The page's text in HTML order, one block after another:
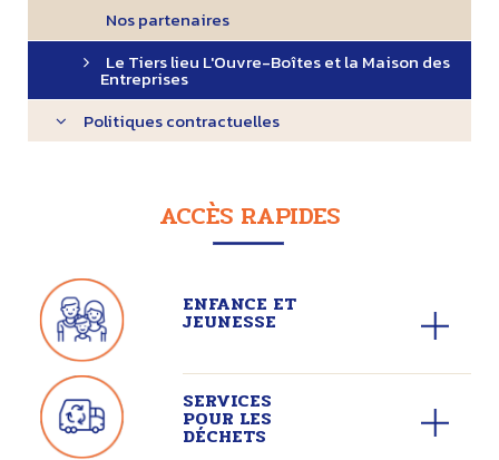
Nos partenaires
Le Tiers lieu L'Ouvre-Boîtes et la Maison des
Entreprises
Politiques contractuelles
ACCÈS RAPIDES
ENFANCE ET
JEUNESSE
SERVICES
POUR LES
DÉCHETS